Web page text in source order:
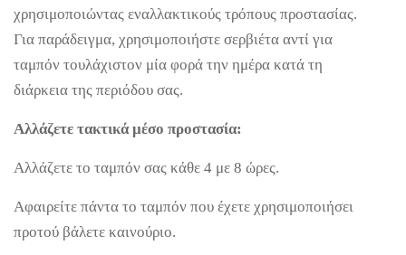
χρησιμοποιώντας εναλλακτικούς τρόπους προστασίας.
Για παράδειγμα, χρησιμοποιήστε σερβιέτα αντί για
ταμπόν τουλάχιστον μία φορά την ημέρα κατά τη
διάρκεια της περιόδου σας.
Αλλάζετε τακτικά μέσο προστασία:
Αλλάζετε το ταμπόν σας κάθε 4 με 8 ώρες.
Αφαιρείτε πάντα το ταμπόν που έχετε χρησιμοποιήσει
προτού βάλετε καινούριο.